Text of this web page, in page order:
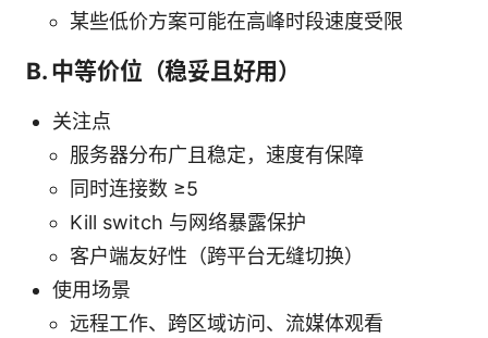
某些低价方案可能在高峰时段速度受限
B. 中等价位（稳妥且好用）
关注点
服务器分布广且稳定，速度有保障
同时连接数 ≥5
Kill switch 与网络暴露保护
客户端友好性（跨平台无缝切换）
使用场景
远程工作、跨区域访问、流媒体观看